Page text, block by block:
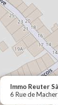
Immo Reuter
6 Rue de